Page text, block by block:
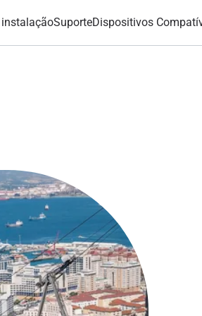
instalaçãoSuporteDispositivos